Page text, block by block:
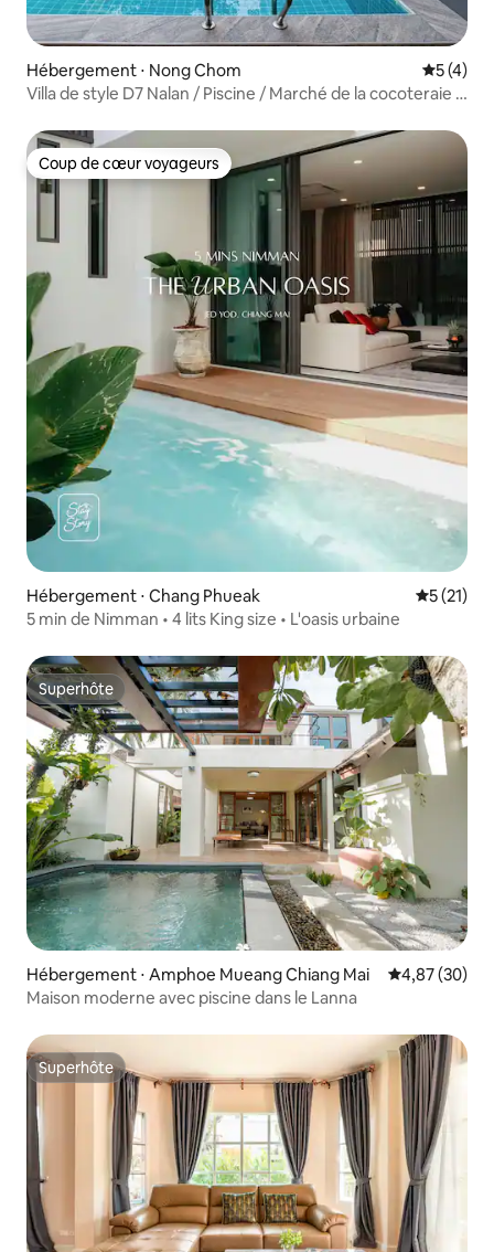
Hébergement ⋅ Nong Chom
5 (4)
Villa de style D7 Nalan / Piscine / Marché de la cocoteraie /
Coup de cœur voyageurs
Coup de cœur voyageurs
Hébergement ⋅ Chang Phueak
5 (21)
5 min de Nimman • 4 lits King size • L'oasis urbaine
Superhôte
Superhôte
Hébergement ⋅ Amphoe Mueang Chiang Mai Évaluation
4,87 (30)
Maison moderne avec piscine dans le Lanna
Superhôte
Superhôte